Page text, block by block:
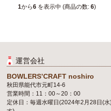
1から6を表示中 (商品の数: 6)
運営会社
BOWLERS’CRAFT noshiro
秋田県能代市元町14-6
営業時間：11：00～20：00
定休日：毎週水曜日(2024年2月28日(